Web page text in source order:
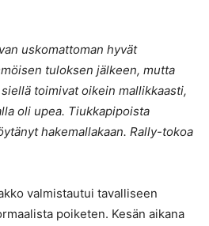
uskomattoman hyvät
tuloksen jälkeen, mutta
toimivat oikein mallikkaasti,
oli upea. Tiukkapipoista
hakemallakaan. Rally-tokoa
valmistautui tavalliseen
poiketen. Kesän aikana